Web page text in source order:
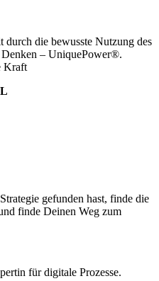
die bewusste Nutzung des
Denken – UniquePower®.
Kraft
gefunden hast, finde die
finde Deinen Weg zum
für digitale Prozesse.